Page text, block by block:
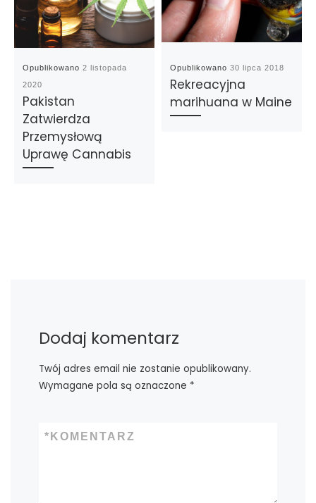
Opublikowano2 listopada
2020
Pakistan
Zatwierdza
Przemysłową
Uprawę Cannabis
Opublikowano30 lipca 2018
Rekreacyjna
marihuana w Maine
Dodaj komentarz
Twój adres email nie zostanie opublikowany.
Wymagane pola są oznaczone *
KOMENTARZ
*